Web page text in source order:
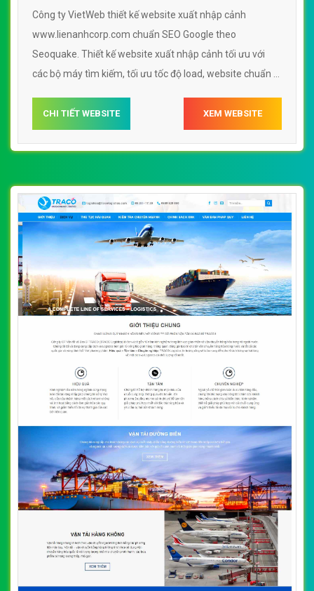
Công ty VietWeb thiết kế website xuất nhập cảnh
www.lienanhcorp.com chuẩn SEO Google theo
Seoquake. Thiết kế website xuất nhập cảnh tối ưu với
các bộ máy tìm kiếm, tối ưu tốc độ load, website chuẩn UI
nhập cảnh www.lienanhcorp.com
CHI TIẾT WEBSITE XEM WEBSITE